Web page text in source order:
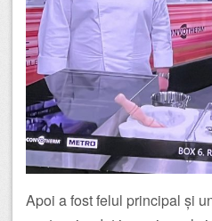
Apoi a fost felul principal și